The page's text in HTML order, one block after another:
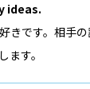
ideas.
きです。相手
ます。